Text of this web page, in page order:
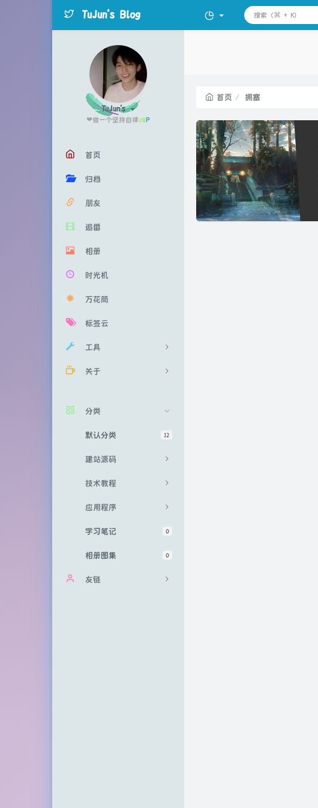
TuJun's Blog
TuJun's
❤做一个坚持自律的人！
首页
归档
朋友
追番
相册
时光机
万花筒
标签云
工具
音乐搜索
关于
分类
12
默认分类
建站源码
技术教程
应用程序
0
学习笔记
0
相册图集
友链
首页 拥塞